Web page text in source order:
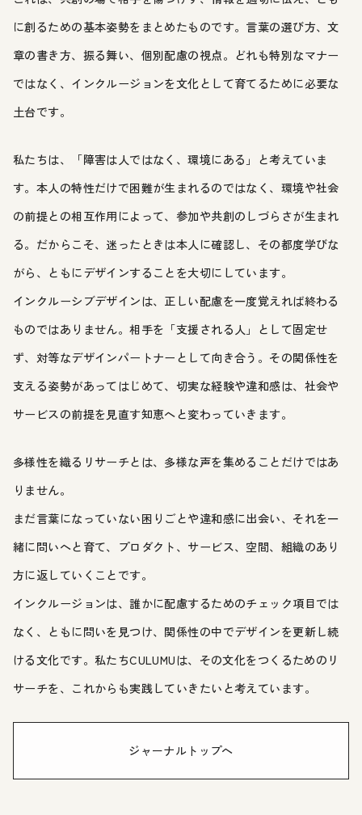
に創るための基本姿勢をまとめたものです。言葉の選び方、文
章の書き方、振る舞い、個別配慮の視点。どれも特別なマナー
ではなく、インクルージョンを文化として育てるために必要な
土台です。
私たちは、「障害は人ではなく、環境にある」と考えていま
す。本人の特性だけで困難が生まれるのではなく、環境や社会
の前提との相互作用によって、参加や共創のしづらさが生まれ
る。だからこそ、迷ったときは本人に確認し、その都度学びな
がら、ともにデザインすることを大切にしています。
インクルーシブデザインは、正しい配慮を一度覚えれば終わる
ものではありません。相手を「支援される人」として固定せ
ず、対等なデザインパートナーとして向き合う。その関係性を
支える姿勢があってはじめて、切実な経験や違和感は、社会や
サービスの前提を見直す知恵へと変わっていきます。
多様性を織るリサーチとは、多様な声を集めることだけではあ
りません。
まだ言葉になっていない困りごとや違和感に出会い、それを一
緒に問いへと育て、プロダクト、サービス、空間、組織のあり
方に返していくことです。
インクルージョンは、誰かに配慮するためのチェック項目では
なく、ともに問いを見つけ、関係性の中でデザインを更新し続
ける文化です。私たちCULUMUは、その文化をつくるためのリ
サーチを、これからも実践していきたいと考えています。
ジャーナルトップへ